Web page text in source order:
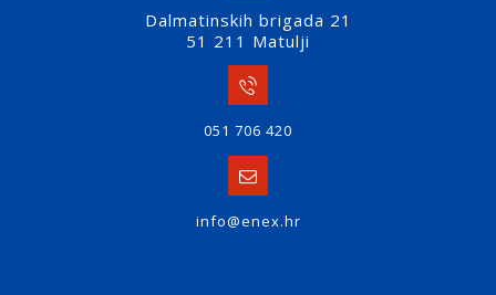
Dalmatinskih brigada 21
51 211 Matulji
051 706 420
info@enex.hr